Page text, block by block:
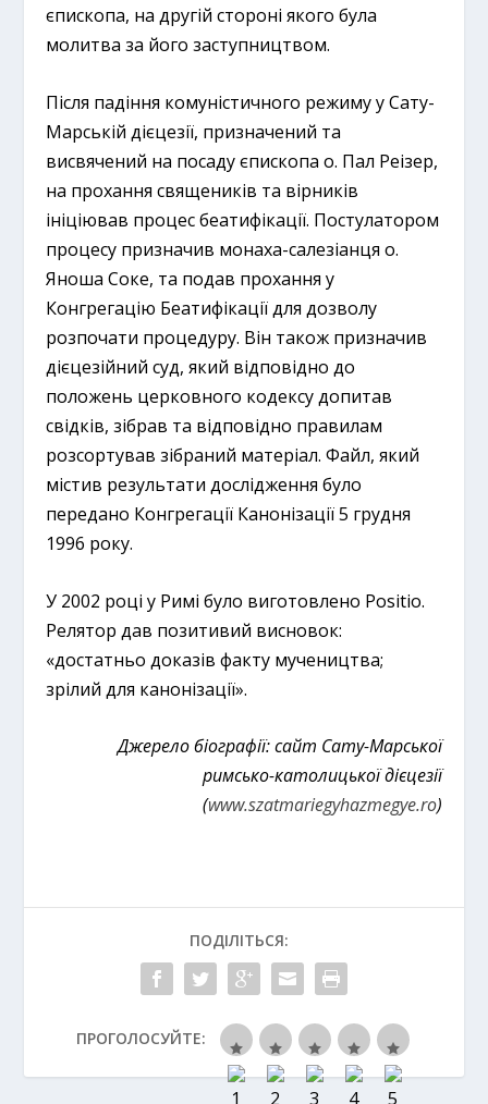
єпископа, на другій стороні якого була
молитва за його заступництвом.
Після падіння комуністичного режиму у Сату-
Марській дієцезії, призначений та
висвячений на посаду єпископа о. Пал Реізер,
на прохання священиків та вірників
ініціював процес беатифікації. Постулатором
процесу призначив монаха-салезіанця о.
Яноша Соке, та подав прохання у
Конгрегацію Беатифікації для дозволу
розпочати процедуру. Він також призначив
дієцезійний суд, який відповідно до
положень церковного кодексу допитав
свідків, зібрав та відповідно правилам
розсортував зібраний матеріал. Файл, який
містив результати дослідження було
передано Конгрегації Канонізації 5 грудня
1996 року.
У 2002 році у Римі було виготовлено Positio.
Релятор дав позитивий висновок:
«достатньо доказів факту мучеництва;
зрілий для канонізації».
Джерело біографії: сайт Сату-Марської
римсько-католицької дієцезії
(www.szatmariegyhazmegye.ro)
ПОДІЛІТЬСЯ:
ПРОГОЛОСУЙТЕ: